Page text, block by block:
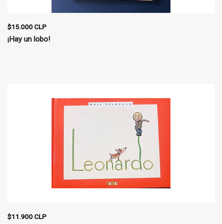
$15.000 CLP
¡Hay un lobo!
$11.900 CLP